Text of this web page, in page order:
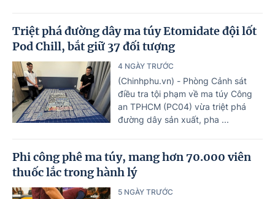
Triệt phá đường dây ma túy Etomidate đội lốt
Pod Chill, bắt giữ 37 đối tượng
4 NGÀY TRƯỚC
(Chinhphu.vn) - Phòng Cảnh sát
điều tra tội phạm về ma túy Công
an TPHCM (PC04) vừa triệt phá
đường dây sản xuất, pha ...
Phi công phê ma túy, mang hơn 70.000 viên
thuốc lắc trong hành lý
5 NGÀY TRƯỚC